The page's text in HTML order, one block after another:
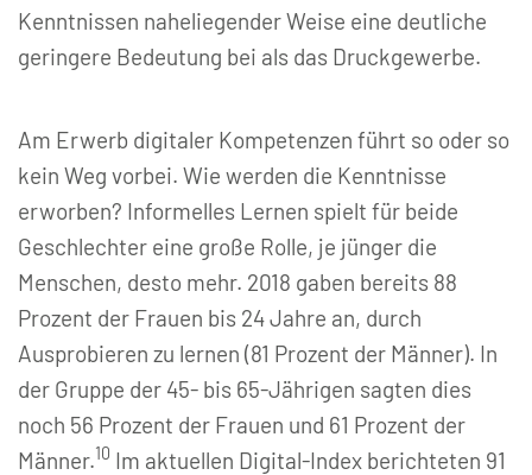
Kenntnissen naheliegender Weise eine deutliche
geringere Bedeutung bei als das Druckgewerbe.
Am Erwerb digitaler Kompetenzen führt so oder so
kein Weg vorbei. Wie werden die Kenntnisse
erworben? Informelles Lernen spielt für beide
Geschlechter eine große Rolle, je jünger die
Menschen, desto mehr. 2018 gaben bereits 88
Prozent der Frauen bis 24 Jahre an, durch
Ausprobieren zu lernen (81 Prozent der Männer). In
der Gruppe der 45- bis 65-Jährigen sagten dies
noch 56 Prozent der Frauen und 61 Prozent der
Männer.10 Im aktuellen Digital-Index berichteten 91